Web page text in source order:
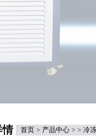
情 首页>产品中心> >冷